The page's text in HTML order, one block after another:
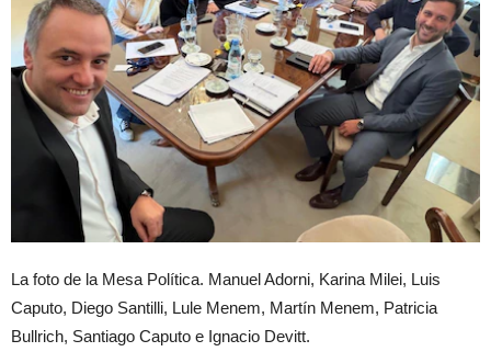
La foto de la Mesa Política. Manuel Adorni, Karina Milei, Luis
Caputo, Diego Santilli, Lule Menem, Martín Menem, Patricia
Bullrich, Santiago Caputo e Ignacio Devitt.